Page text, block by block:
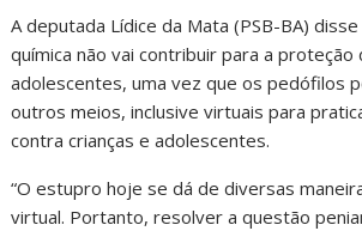
A deputada Lídice da Mata (PSB-BA)
química não vai contribuir para a proteção
adolescentes, uma vez que os pedófilos
outros meios, inclusive virtuais para
contra crianças e adolescentes.
“O estupro hoje se dá de diversas
virtual. Portanto, resolver a questão